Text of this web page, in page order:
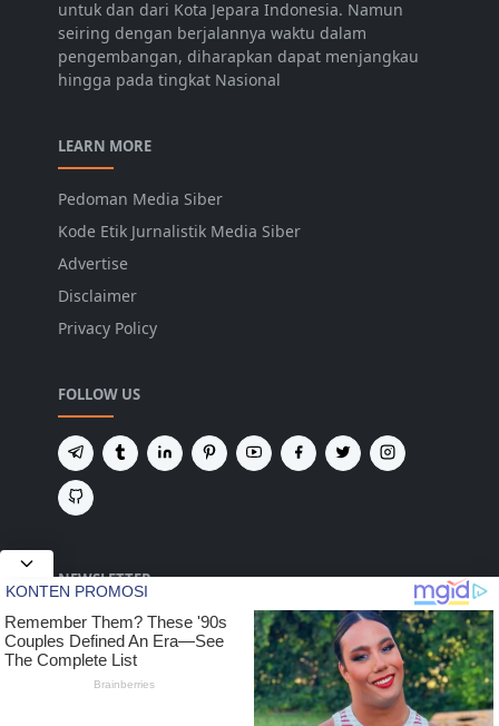
untuk dan dari Kota Jepara Indonesia. Namun
seiring dengan berjalannya waktu dalam
pengembangan, diharapkan dapat menjangkau
hingga pada tingkat Nasional
LEARN MORE
Pedoman Media Siber
Kode Etik Jurnalistik Media Siber
Advertise
Disclaimer
Privacy Policy
FOLLOW US
NEWSLETTER
Tetap terhubung untuk mendapatkan berita
terbaru dan pembaruan penting dari kami.